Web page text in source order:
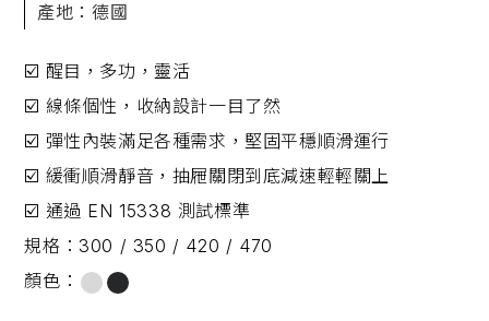
產地：德國
☑️ 醒目，多功，靈活
☑️ 線條個性，收納設計一目了然
☑️ 彈性內裝滿足各種需求，堅固平穩順滑運行
☑️ 緩衝順滑靜音，抽屜關閉到底減速輕輕關上
☑️ 通過 EN 15338 測試標準
規格： 300 / 350 / 420 / 470
顏色：